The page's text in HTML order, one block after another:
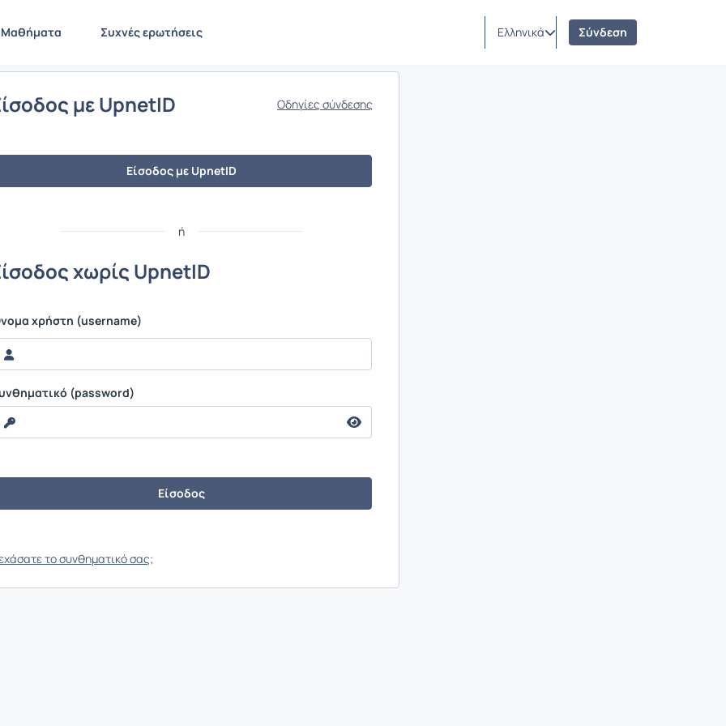
Μαθήματα Συχνές ερωτήσεις Ελληνικά Σύνδεση
με UpnetID Οδηγίες σύνδεσης
Είσοδος με UpnetID
ή
χωρίς UpnetID
χρήστη (username)
(password)
το συνθηματικό σας;